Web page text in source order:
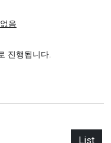
음
진행됩니다.
List